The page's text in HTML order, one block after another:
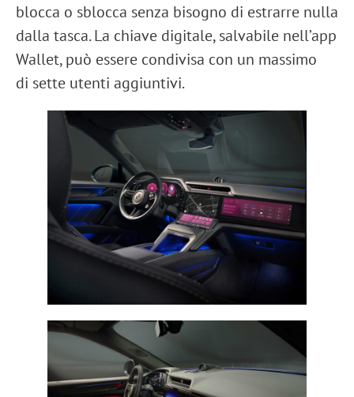
blocca o sblocca senza bisogno di estrarre nulla
dalla tasca. La chiave digitale, salvabile nell’app
Wallet, può essere condivisa con un massimo
di sette utenti aggiuntivi.